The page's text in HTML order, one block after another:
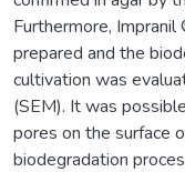
Furthermore,
prepared and the
cultivation was
(SEM). It was
pores on the surface
biodegradation